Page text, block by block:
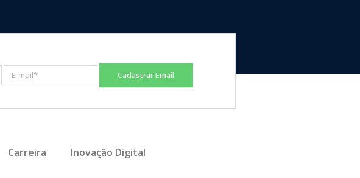
Cadastrar Email
Carreira Inovação Digital